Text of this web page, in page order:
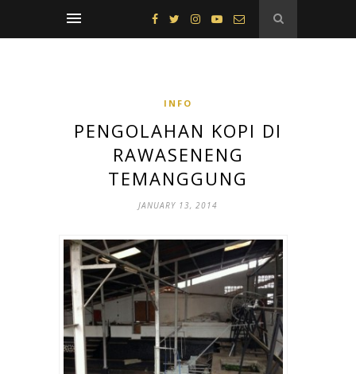
INFO
PENGOLAHAN KOPI DI
RAWASENENG
TEMANGGUNG
JANUARY 13, 2014